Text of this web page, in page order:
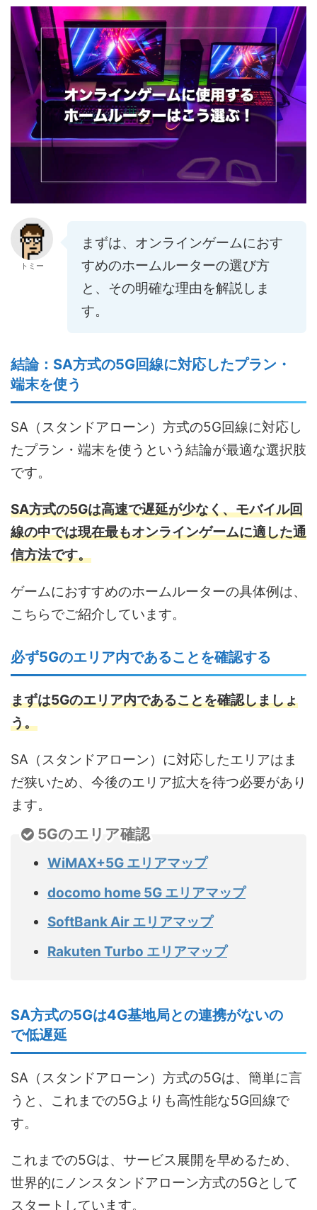
トミー
まずは、オンラインゲームにおす
すめのホームルーターの選び方
と、その明確な理由を解説しま
す。
結論：SA方式の5G回線に対応したプラン・
端末を使う
SA（スタンドアローン）方式の5G回線に対応し
たプラン・端末を使うという結論が最適な選択肢
です。
SA方式の5Gは高速で遅延が少なく、モバイル回
線の中では現在最もオンラインゲームに適した通
信方法です。
ゲームにおすすめのホームルーターの具体例は、
こちらでご紹介しています。
必ず5Gのエリア内であることを確認する
まずは5Gのエリア内であることを確認しましょ
う。
SA（スタンドアローン）に対応したエリアはま
だ狭いため、今後のエリア拡大を待つ必要があり
ます。
5Gのエリア確認
WiMAX+5G エリアマップ
docomo home 5G エリアマップ
SoftBank Air エリアマップ
Rakuten Turbo エリアマップ
SA方式の5Gは4G基地局との連携がないの
で低遅延
SA（スタンドアローン）方式の5Gは、簡単に言
うと、これまでの5Gよりも高性能な5G回線で
す。
これまでの5Gは、サービス展開を早めるため、
世界的にノンスタンドアローン方式の5Gとして
スタートしています。